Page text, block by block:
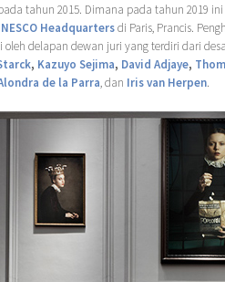
tahun 2015. Dimana pada tahun 2019
Headquartersdi Paris, Prancis.
oleh delapan dewan juri yang terdiri dari
, Kazuyo Sejima, David Adjaye,
de la Parra, dan Iris van Herpen.